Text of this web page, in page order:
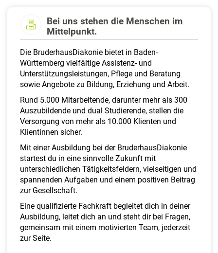
Bei uns stehen die Menschen im
Mittelpunkt.
Die BruderhausDiakonie bietet in Baden-
Württemberg vielfältige Assistenz- und
Unterstützungsleistungen, Pflege und Beratung
sowie Angebote zu Bildung, Erziehung und Arbeit.
Rund 5.000 Mitarbeitende, darunter mehr als 300
Auszubildende und dual Studierende, stellen die
Versorgung von mehr als 10.000 Klienten und
Klientinnen sicher.
Mit einer Ausbildung bei der BruderhausDiakonie
startest du in eine sinnvolle Zukunft mit
unterschiedlichen Tätigkeitsfeldern, vielseitigen und
spannenden Aufgaben und einem positiven Beitrag
zur Gesellschaft.
Eine qualifizierte Fachkraft begleitet dich in deiner
Ausbildung, leitet dich an und steht dir bei Fragen,
gemeinsam mit einem motivierten Team, jederzeit
zur Seite.